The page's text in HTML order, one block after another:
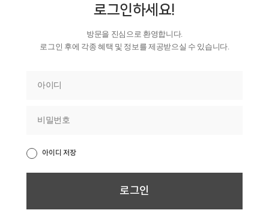
로그인하세요!
방문을 진심으로 환영합니다.
로그인 후에 각종 혜택 및 정보를 제공받으실 수 있습니다.
아이디 저장